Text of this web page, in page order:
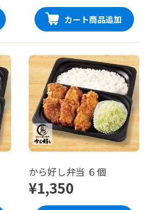
カート商品追加
から好し弁当 ６個
¥1,350